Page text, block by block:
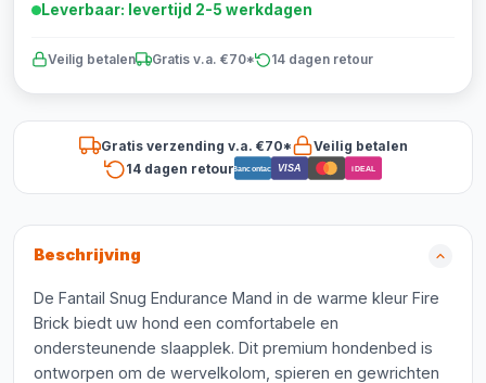
Leverbaar: levertijd 2-5 werkdagen
Veilig betalen Gratis v.a. €70* 14 dagen retour
Gratis verzending v.a. €70*
Veilig betalen
14 dagen retourBancontact VISA iDEAL
Beschrijving
De Fantail Snug Endurance Mand in de warme kleur Fire
Brick biedt uw hond een comfortabele en
ondersteunende slaapplek. Dit premium hondenbed is
ontworpen om de wervelkolom, spieren en gewrichten